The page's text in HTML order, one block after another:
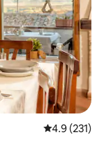
คะแนนเฉลี่ย
4.9 (231)